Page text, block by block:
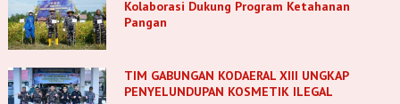
Kolaborasi Dukung Program Ketahanan
Pangan
TIM GABUNGAN KODAERAL XIII UNGKAP
PENYELUNDUPAN KOSMETIK ILEGAL